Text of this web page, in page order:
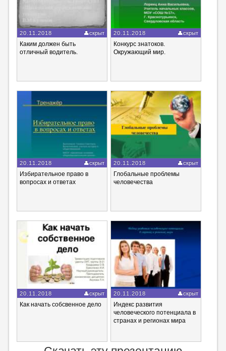
20.11.2018 скрыт
Каким должен быть
отличный водитель.
20.11.2018 скрыт
Конкурс знатоков.
Окружающий мир.
20.11.2018 скрыт
Избирательное право в
вопросах и ответах
20.11.2018 скрыт
Глобальные проблемы
человечества
20.11.2018 скрыт
Как начать собсвенное дело
20.11.2018 скрыт
Индекс развития
человеческого потенциала в
странах и регионах мира